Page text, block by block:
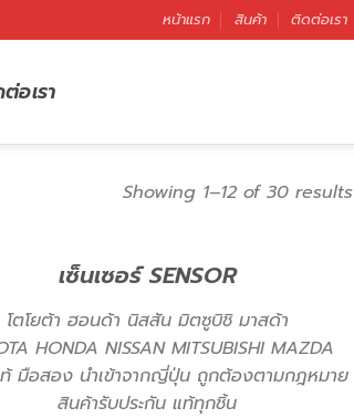
หน้าแรก สินค้า ติดต่อเรา
อเรา
Showing 1–12 of 30 results
เซ็นเซอร์ SENSOR
โตโยต้า ฮอนด้า นิสสัน มิตซูบิชิ มาสด้า
HONDA NISSAN MITSUBISHI MAZDA
ท้ มือสอง นำเข้าจากญี่ปุ่น ถูกต้องตามกฎหมาย
สินค้ารับประกัน แท้ทุกชิ้น